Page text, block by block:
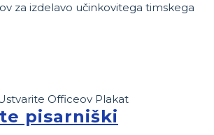
za izdelavo učinkovitega timskega
pisarniški